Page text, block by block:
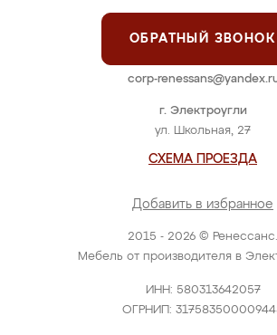
2015 - 2026 © Ренессанс.
Мебель от производителя в
ИНН: 580313642057
ОГРНИП:
г. Электроугли
ул. Школьная, 27
СХЕМА ПРОЕЗДА
Добавить в избранное
ОБРАТНЫЙ ЗВОНОК
corp-